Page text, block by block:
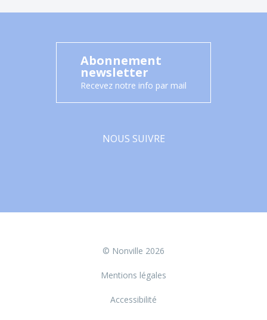
Abonnement
newsletter
Recevez notre info par mail
NOUS SUIVRE
© Nonville 2026
Mentions légales
Accessibilité